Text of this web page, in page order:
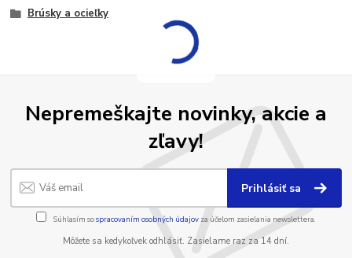
Brúsky a ocieľky
Nepremeškajte novinky, akcie a
zľavy!
Prihlásiť sa
Súhlasím sospracovaním osobných údajov za účelom zasielania newslettera.
Môžete sa kedykoľvek odhlásiť. Zasielame raz za 14 dní.